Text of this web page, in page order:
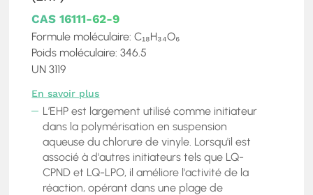
CAS 16111-62-9
Formule moléculaire: C₁₈H₃₄O₆
Poids moléculaire: 346.5
UN 3119
En savoir plus
L’EHP est largement utilisé comme initiateur
dans la polymérisation en suspension
aqueuse du chlorure de vinyle. Lorsqu'il est
associé à d'autres initiateurs tels que LQ-
CPND et LQ-LPO, il améliore l'activité de la
réaction, opérant dans une plage de